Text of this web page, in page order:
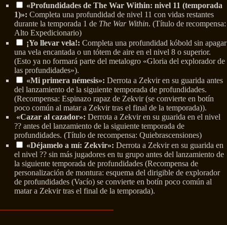
«Profundidades de The War Within: nivel 11 (temporada
1)»: Completa una profundidad de nivel 11 con vidas restantes
durante la temporada 1 de The War Within. (Título de recompensa:
Alto Expedicionario)
¡Yo llevar vela!: Completa una profundidad kóbold sin apagar
una vela encantada o un tótem de aire en el nivel 8 o superior.
(Esto ya no formará parte del metalogro «Gloria del explorador de
las profundidades»).
«Mi primera némesis»: Derrota a Zekvir en su guarida antes
del lanzamiento de la siguiente temporada de profundidades.
(Recompensa: Espinazo rapaz de Zekvir (se convierte en botín
poco común al matar a Zekvir tras el final de la temporada)).
«Cazar al cazador»: Derrota a Zekvir en su guarida en el nivel
?? antes del lanzamiento de la siguiente temporada de
profundidades. (Título de recompensa: Quiebrascensiones)
«Déjamelo a mí: Zekvir»: Derrota a Zekvir en su guarida en
el nivel ?? sin más jugadores en tu grupo antes del lanzamiento de
la siguiente temporada de profundidades (Recompensa de
personalización de montura: esquema del dirigible de explorador
de profundidades (Vacío) se convierte en botín poco común al
matar a Zekvir tras el final de la temporada).